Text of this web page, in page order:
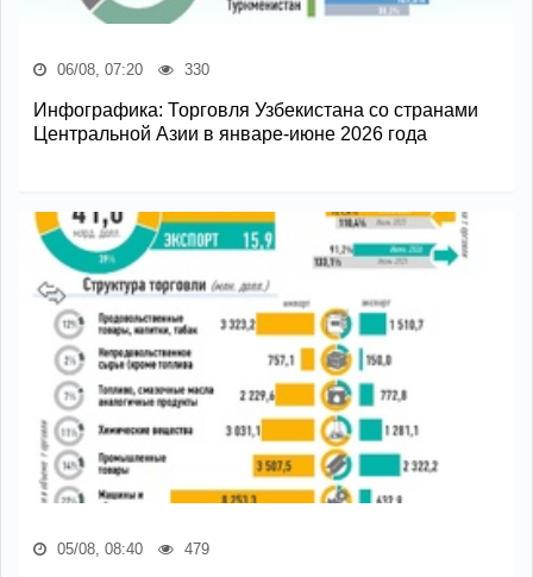
06/08, 07:20 330
Инфографика: Торговля Узбекистана со странами
Центральной Азии в январе-июне 2026 года
05/08, 08:40 479